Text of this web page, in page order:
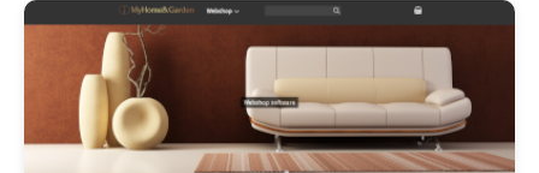
E-Boutique
Les Promos!